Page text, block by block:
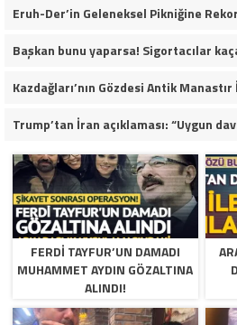
Eruh-Der’in Geleneksel Pikniğine
Başkan bunu yaparsa! Sigortacılar
FERDI TAYFUR’UN DAMADI
MUHAMMET AYDIN GÖZALTINA
ALINDI!